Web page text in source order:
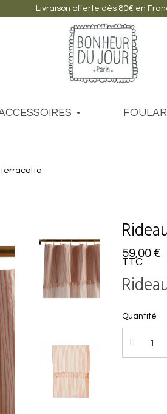
Livraison offerte dès 80€ en
59,00 €
TTC
Quantité